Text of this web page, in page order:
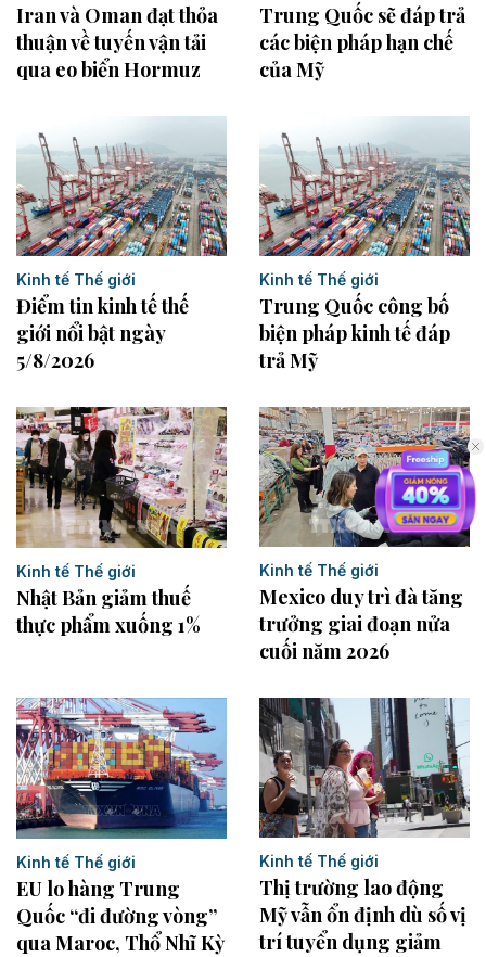
Iran và Oman đạt thỏa
thuận về tuyến vận tải
qua eo biển Hormuz
Trung Quốc sẽ đáp trả
các biện pháp hạn chế
của Mỹ
Kinh tế Thế giới
Điểm tin kinh tế thế
giới nổi bật ngày
5/8/2026
Kinh tế Thế giới
Trung Quốc công bố
biện pháp kinh tế đáp
trả Mỹ
Kinh tế Thế giới
Nhật Bản giảm thuế
thực phẩm xuống 1%
Kinh tế Thế giới
Mexico duy trì đà tăng
trưởng giai đoạn nửa
cuối năm 2026
Kinh tế Thế giới
EU lo hàng Trung
Quốc “đi đường vòng”
qua Maroc, Thổ Nhĩ Kỳ
Kinh tế Thế giới
Thị trường lao động
Mỹ vẫn ổn định dù số vị
trí tuyển dụng giảm